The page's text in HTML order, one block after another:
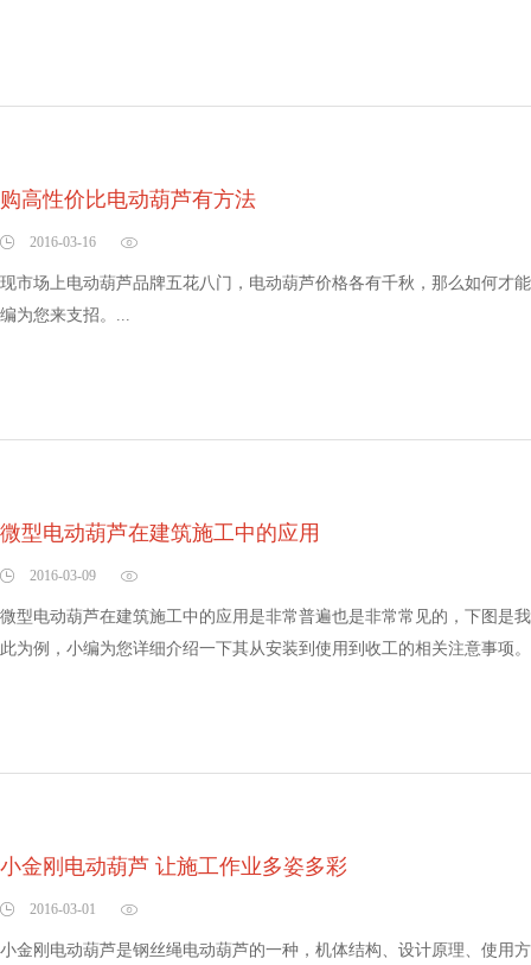
购高性价比电动葫芦有方法
2016-03-16
现市场上电动葫芦品牌五花八门，电动葫芦价格各有千秋，那么如何才
编为您来支招。...
微型电动葫芦在建筑施工中的应用
2016-03-09
微型电动葫芦在建筑施工中的应用是非常普遍也是非常常见的，下图是
此为例，小编为您详细介绍一下其从安装到使用到收工的相关注意事项
小金刚电动葫芦 让施工作业多姿多彩
2016-03-01
小金刚电动葫芦是钢丝绳电动葫芦的一种，机体结构、设计原理、使用